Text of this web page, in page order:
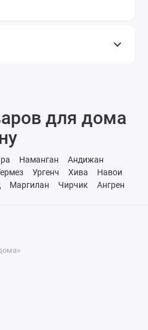
для дома
Наманган
Андижан
Ургенч Хива
Навои
Маргилан Чирчик
Ангрен